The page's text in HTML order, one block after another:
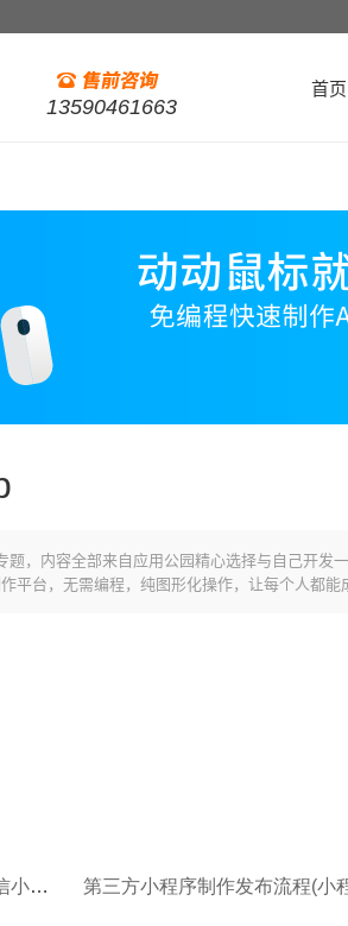
13590461663
首页
，内容全部来自应用公园精心选择与自己开发
平台，无需编程，纯图形化操作，让每个人都能
第三方小程序圆形二维码制作(微信小程序)